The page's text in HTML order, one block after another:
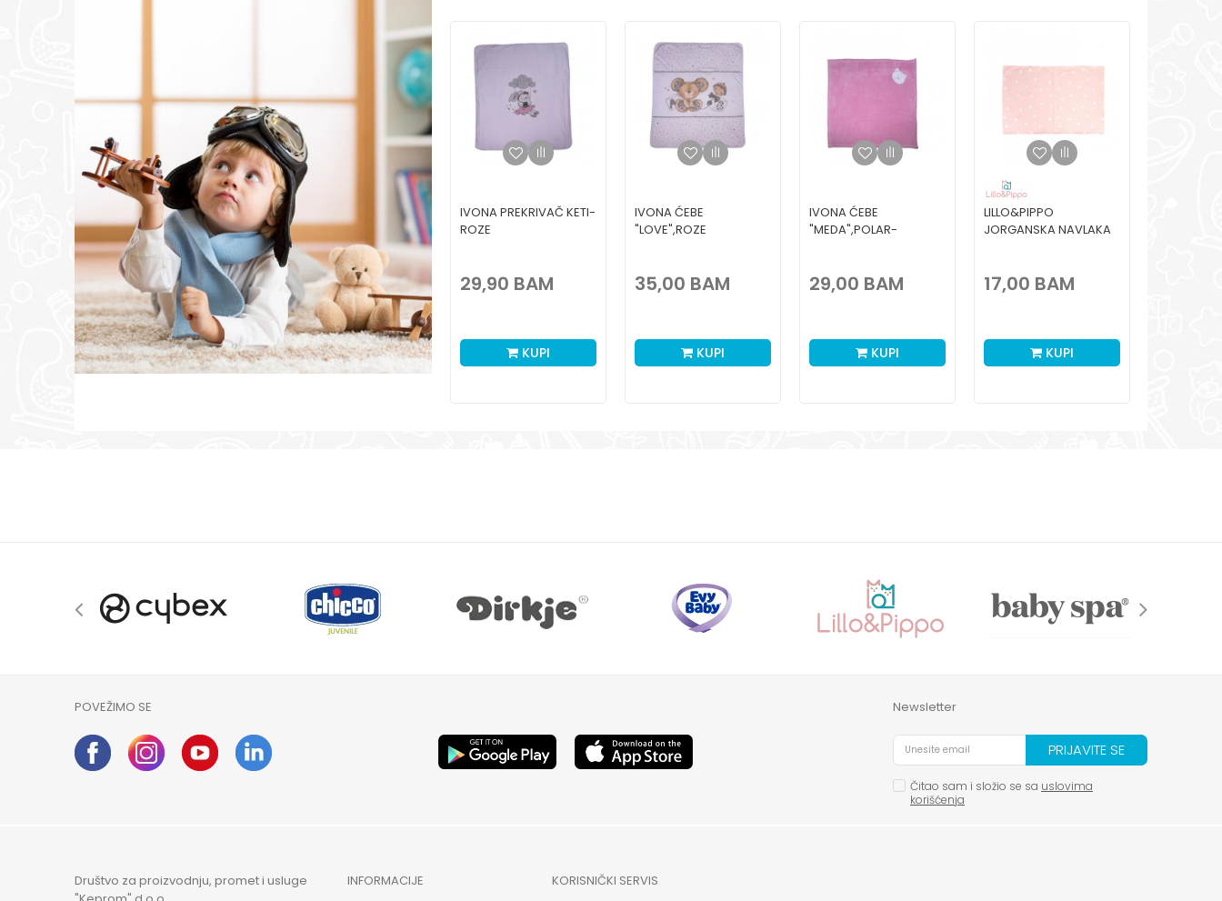
IVONA PREKRIVAČ KETI-
ROZE
29,90 BAM
KUPI
IVONA ĆEBE
"LOVE",ROZE
35,00 BAM
KUPI
IVONA ĆEBE
"MEDA",POLAR-
29,00 BAM
KUPI
LILLO&PIPPO
JORGANSKA NAVLAKA
17,00 BAM
KUPI
POVEŽIMO SE Newsletter
PRIJAVITE SE
Čitao sam i složio se sa uslovima
korišćenja
Društvo za proizvodnju, promet i usluge
INFORMACIJE KORISNIČKI SERVIS